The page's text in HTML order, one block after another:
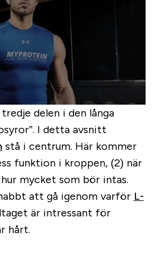
delen i den långa
I detta avsnitt
stå i centrum. Här kommer
funktion i kroppen, (2) när
mycket som bör intas.
att gå igenom varför L-
är intressant för
hårt.